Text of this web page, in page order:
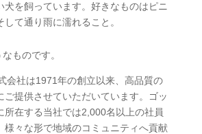
犬を飼っています。好きなものはピニ
して通り雨に濡れること。
ものです。
会社は1971年の創立以来、高品質の
ご提供させていただいています。ゴッ
所在する当社では2,000名以上の社員
様々な形で地域のコミュニティへ貢献